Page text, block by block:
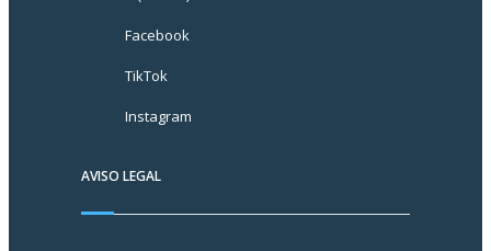
Facebook
TikTok
Instagram
AVISO LEGAL